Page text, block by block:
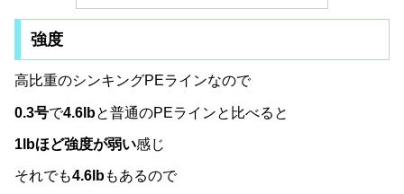
強度
高比重のシンキングPEラインなので
0.3号で4.6lbと普通のPEラインと比べると
1lbほど強度が弱い感じ
それでも4.6lbもあるので